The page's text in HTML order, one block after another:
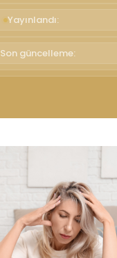
Yayınlandı:
Son güncelleme: